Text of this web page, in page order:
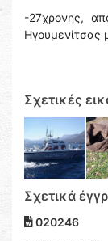
-27χρονης,
Ηγουμενίτσας
Σχετικές
Σχετικά
020246